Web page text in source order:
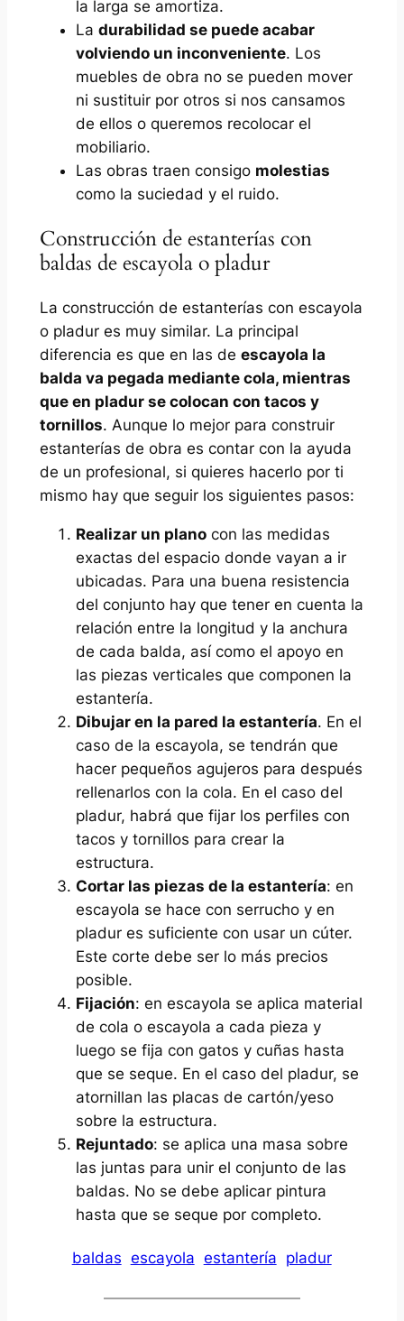
la larga se amortiza.
La durabilidad se puede acabar
volviendo un inconveniente. Los
muebles de obra no se pueden mover
ni sustituir por otros si nos cansamos
de ellos o queremos recolocar el
mobiliario.
Las obras traen consigo molestias
como la suciedad y el ruido.
Construcción de estanterías con
baldas de escayola o pladur
La construcción de estanterías con escayola
o pladur es muy similar. La principal
diferencia es que en las de escayola la
balda va pegada mediante cola, mientras
que en pladur se colocan con tacos y
tornillos. Aunque lo mejor para construir
estanterías de obra es contar con la ayuda
de un profesional, si quieres hacerlo por ti
mismo hay que seguir los siguientes pasos:
Realizar un planocon las medidas
exactas del espacio donde vayan a ir
ubicadas. Para una buena resistencia
del conjunto hay que tener en cuenta la
relación entre la longitud y la anchura
de cada balda, así como el apoyo en
las piezas verticales que componen la
estantería.
Dibujar en la pared la estantería. En el
caso de la escayola, se tendrán que
hacer pequeños agujeros para después
rellenarlos con la cola. En el caso del
pladur, habrá que fijar los perfiles con
tacos y tornillos para crear la
estructura.
Cortar las piezas de la estantería: en
escayola se hace con serrucho y en
pladur es suficiente con usar un cúter.
Este corte debe ser lo más precios
posible.
Fijación: en escayola se aplica material
de cola o escayola a cada pieza y
luego se fija con gatos y cuñas hasta
que se seque. En el caso del pladur, se
atornillan las placas de cartón/yeso
sobre la estructura.
Rejuntado: se aplica una masa sobre
las juntas para unir el conjunto de las
baldas. No se debe aplicar pintura
hasta que se seque por completo.
baldas escayola estantería pladur